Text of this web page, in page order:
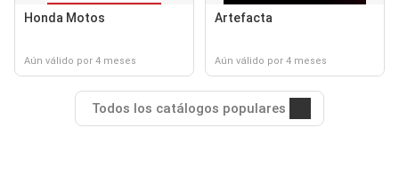
Honda Motos
Aún válido por 4 meses
Artefacta
Aún válido por 4 meses
Todos los catálogos populares